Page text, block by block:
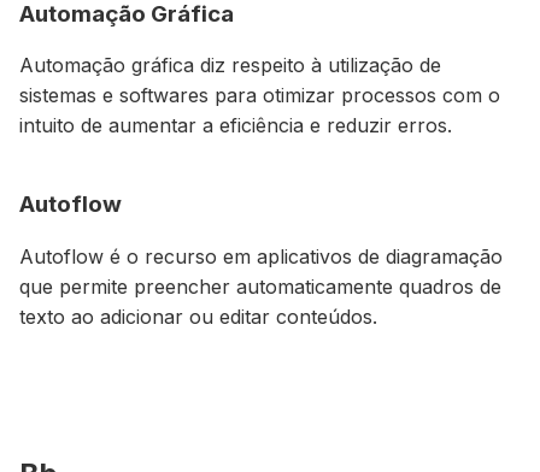
Automação Gráfica
Automação gráfica diz respeito à utilização de
sistemas e softwares para otimizar processos com o
intuito de aumentar a eficiência e reduzir erros.
Autoflow
Autoflow é o recurso em aplicativos de diagramação
que permite preencher automaticamente quadros de
texto ao adicionar ou editar conteúdos.